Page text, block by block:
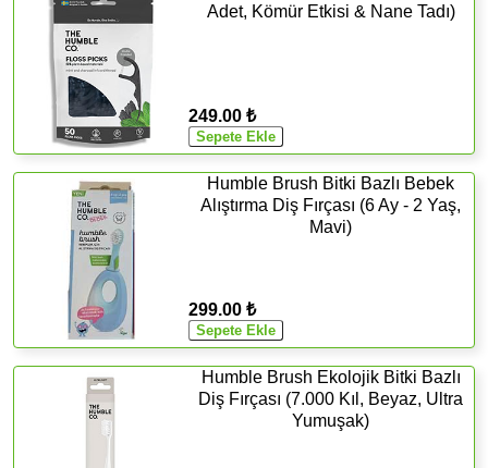
Adet, Kömür Etkisi & Nane Tadı)
249.00 ₺
Humble Brush Bitki Bazlı Bebek
Alıştırma Diş Fırçası (6 Ay - 2 Yaş,
Mavi)
299.00 ₺
Humble Brush Ekolojik Bitki Bazlı
Diş Fırçası (7.000 Kıl, Beyaz, Ultra
Yumuşak)